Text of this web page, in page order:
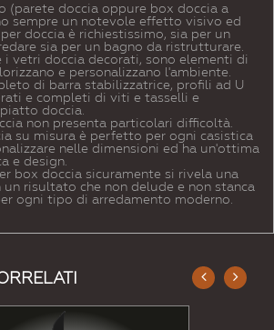
(parete doccia oppure box doccia a
sempre un notevole effetto visivo ed
doccia è richiestissimo, sia per un
sia per un bagno da ristrutturare.
i vetri doccia decorati, sono elementi di
e personalizzano l'ambiente.
di barra stabilizzatrice, profili ad U
e completi di viti e tasselli e
doccia.
non presenta particolari difficoltà.
su misura è perfetto per ogni casistica
nelle dimensioni ed ha un'ottima
e design.
box doccia sicuramente si rivela una
un risultato che non delude e non stanca
ogni tipo di arredamento moderno.